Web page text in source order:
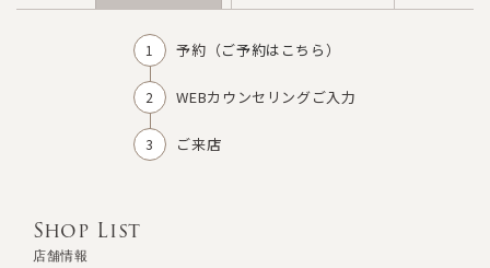
予約（ご予約はこちら）
WEBカウンセリングご入力
ご来店
Shop List
店舗情報